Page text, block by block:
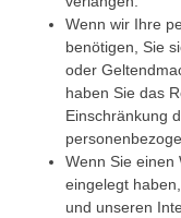
Wenn wir Ihre
benötigen, Sie
oder
haben Sie das
Einschränkung
Wenn Sie einen
eingelegt
und unseren